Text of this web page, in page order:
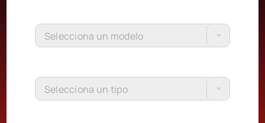
Selecciona un modelo
Selecciona un tipo